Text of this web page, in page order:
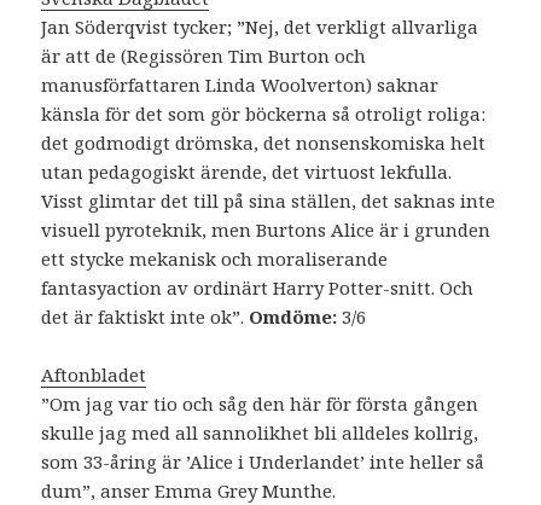
Jan Söderqvist tycker; ”Nej, det verkligt allvarliga
är att de (Regissören Tim Burton och
manusförfattaren Linda Woolverton) saknar
känsla för det som gör böckerna så otroligt roliga:
det godmodigt drömska, det nonsenskomiska helt
utan pedagogiskt ärende, det virtuost lekfulla.
Visst glimtar det till på sina ställen, det saknas inte
visuell pyroteknik, men Burtons Alice är i grunden
ett stycke mekanisk och moraliserande
fantasyaction av ordinärt Harry Potter-snitt. Och
det är faktiskt inte ok”. Omdöme: 3/6
Aftonbladet
”Om jag var tio och såg den här för första gången
skulle jag med all sannolikhet bli alldeles kollrig,
som 33-åring är ’Alice i Underlandet’ inte heller så
dum”, anser Emma Grey Munthe.